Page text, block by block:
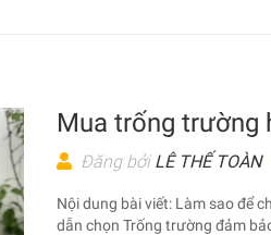
Mua trống trường
Đăng bởi LÊ THẾ TOÀN
Nội dung bài viết: Làm sao để
dẫn chọn Trống trường đảm